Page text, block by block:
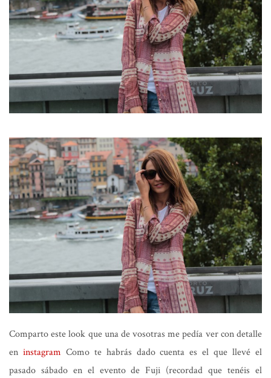
Comparto este look que una de vosotras me pedía ver con detalle
en instagram Como te habrás dado cuenta es el que llevé el
pasado sábado en el evento de Fuji (recordad que tenéis el